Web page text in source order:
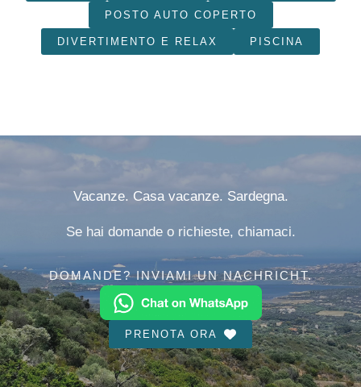
POSTO AUTO COPERTO
DIVERTIMENTO E RELAX PISCINA
Vacanze. Casa vacanze. Sardegna.
Se hai domande o richieste, chiamaci.
DOMANDE? INVIAMI UN NACHRICHT.
PRENOTA ORA